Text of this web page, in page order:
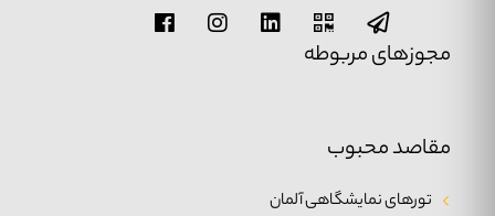
مقاصد محبوب
تورهای نمایشگاهی آلمان
مجوزهای مربوطه